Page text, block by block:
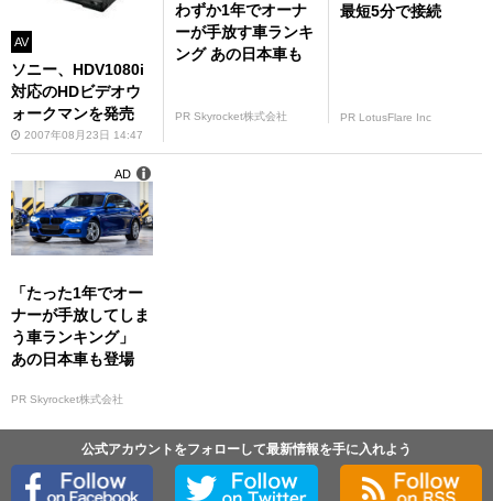
AV
ソニー、HDV1080i
対応のHDビデオウ
ォークマンを発売
2007年08月23日 14:47
わずか1年でオーナ
ーが手放す車ランキ
ング あの日本車も
PR Skyrocket株式会社
最短5分で接続
PR LotusFlare Inc
「たった1年でオー
ナーが手放してしま
う車ランキング」
あの日本車も登場
PR Skyrocket株式会社
AD
公式アカウントをフォローして最新情報を手に入れよう